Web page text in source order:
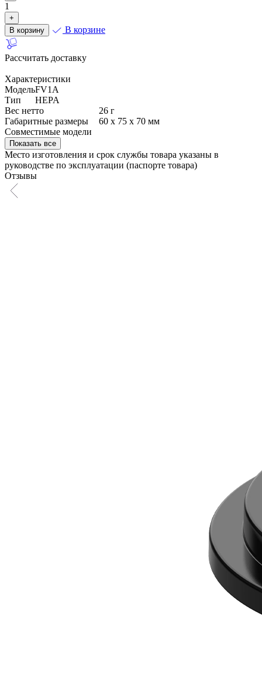
1
+
В корзину
В корзине
Рассчитать доставку
Характеристики
МодельFV1A
Тип
HEPA
Вес нетто
26 г
Габаритные размеры
60 х 75 х 70 мм
Совместимые модели
Показать все
Место изготовления и срок службы товара указаны в
руководстве по эксплуатации (паспорте товара)
Отзывы